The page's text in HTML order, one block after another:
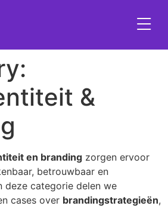
&
en branding zorgen ervoor
betrouwbaar en
deze categorie delen we
cases over brandingstrategieën,